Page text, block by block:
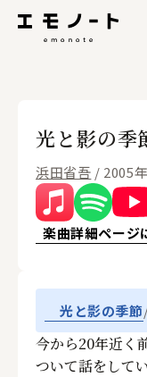
光と影の季
浜田省吾 / 2005年
楽曲詳細ページ
光と影の季節
今から20年近く
ついて話をして